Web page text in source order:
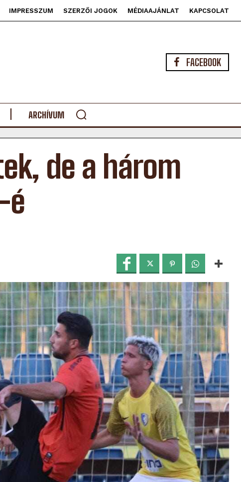
IMPRESSZUM SZERZŐI JOGOK MÉDIAAJÁNLAT KAPCSOLAT
FACEBOOK
ARCHÍVUM
de a három
é